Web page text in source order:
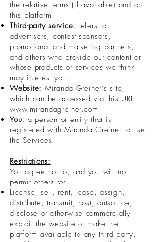
the relative terms (if available) and on
this platform.
Third-party service: refers to
advertisers, contest sponsors,
promotional and marketing partners,
and others who provide our content or
whose products or services we think
may interest you.
Website: Miranda Greiner’s site,
which can be accessed via this URL:
www.mirandagreiner.com
You: a person or entity that is
registered with Miranda Greiner to use
the Services.
Restrictions:
You agree not to, and you will not
permit others to:
License, sell, rent, lease, assign,
distribute, transmit, host, outsource,
disclose or otherwise commercially
exploit the website or make the
platform available to any third party.